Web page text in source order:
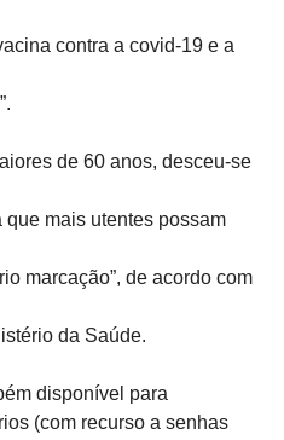
contra a covid-19 e a
de 60 anos, desceu-se
que mais utentes possam
marcação”, de acordo com
da Saúde.
disponível para
(com recurso a senhas